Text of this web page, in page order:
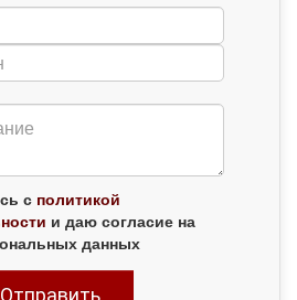
с политикой
и даю согласие на
данных